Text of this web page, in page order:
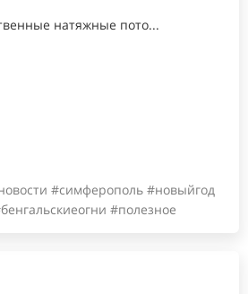
натяжные пото...
#симферополь #новыйгод
#полезное